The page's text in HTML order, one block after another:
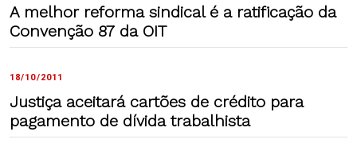
A melhor reforma sindical é a ratificação da
Convenção 87 da OIT
18/10/2011
Justiça aceitará cartões de crédito para
pagamento de dívida trabalhista